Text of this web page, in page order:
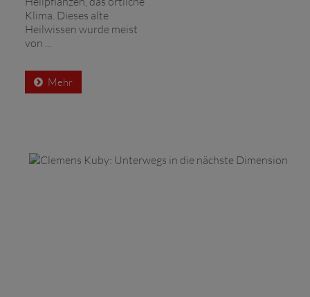
Klima. Dieses alte
Heilwissen wurde meist
von ...
Mehr